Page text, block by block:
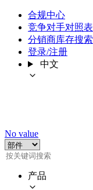
合规中心
竞争对手对照表
分销商库存搜索
登录/注册
中文
No value
产品